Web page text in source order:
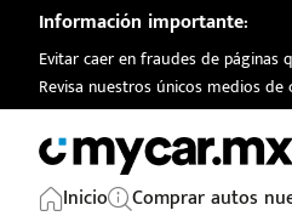
Información importante:
Evitar caer en fraudes de páginas
Revisa nuestros únicos medios
Inicio Comprar autos